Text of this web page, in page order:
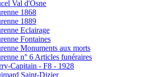
Val d'Osne
1868
1889
Eclairage
Fontaines
Monuments aux morts
n° 6 Articles funéraires
Capitain - F8 - 1928
Saint-Dizier